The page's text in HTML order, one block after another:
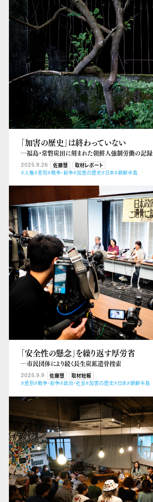
「加害の歴史」は終わっていない
―福島・常磐炭田に刻まれた朝鮮人強制労働の記録
2025.9.26 佐藤慧
取材レポート
#人権#差別#戦争・紛争#加害の歴史#日本#朝鮮半島
「安全性の懸念」を繰り返す厚労省
―市民団体により続く長生炭鉱遺骨捜索
2025.9.9 佐藤慧
取材短報
#差別#戦争・紛争#政治・社会#加害の歴史#日本#朝鮮半島